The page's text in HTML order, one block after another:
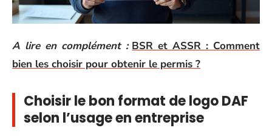
A lire en complément : BSR et ASSR : Comment
bien les choisir pour obtenir le permis ?
Choisir le bon format de logo DAF
selon l’usage en entreprise